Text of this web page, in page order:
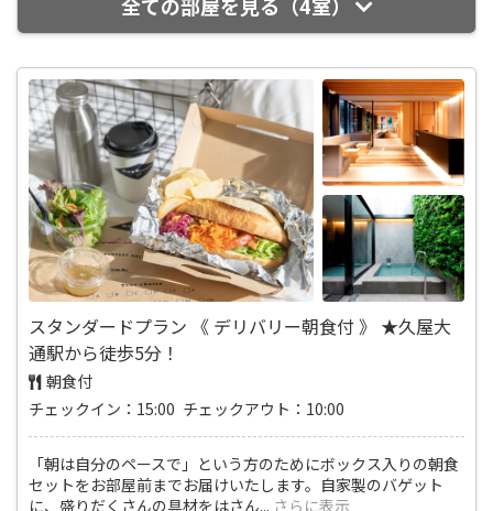
スタンダードプラン 《 デリバリー朝食付 》 ★久屋大
通駅から徒歩5分！
朝食付
チェックイン：15:00 チェックアウト：10:00
「朝は自分のペースで」という方のためにボックス入りの朝食
セットをお部屋前までお届けいたします。自家製のバゲット
に、盛りだくさんの具材をはさん... さらに表示